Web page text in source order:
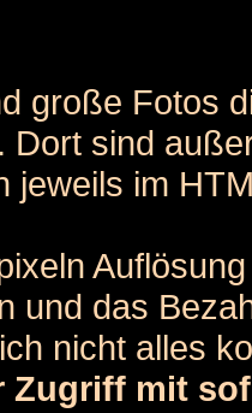
große Fotos
Dort sind
jeweils im
und das
nicht alles
Zugriff mit